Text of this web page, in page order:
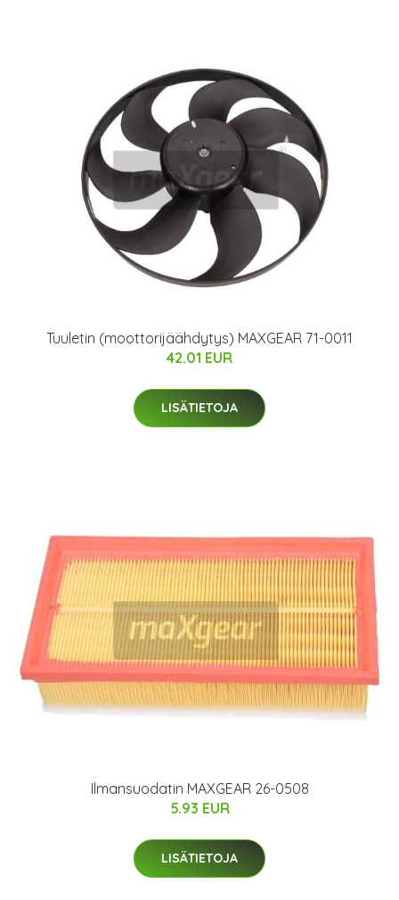
Tuuletin (moottorijäähdytys) MAXGEAR 71-0011
42.01 EUR
LISÄTIETOJA
Ilmansuodatin MAXGEAR 26-0508
5.93 EUR
LISÄTIETOJA